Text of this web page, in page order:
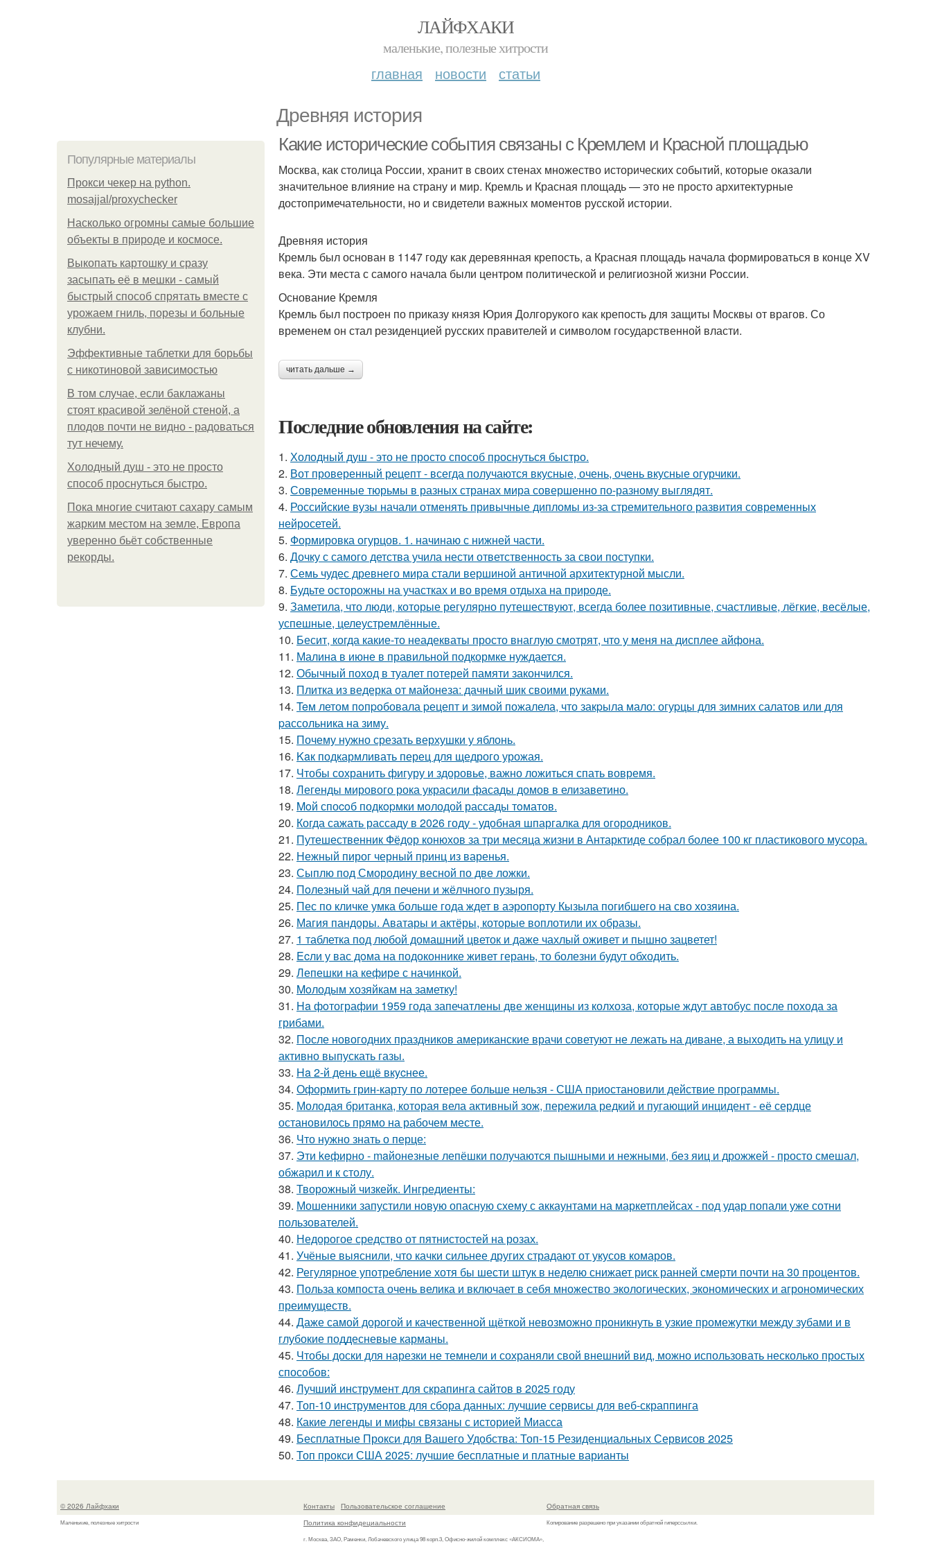
ЛАЙФХАКИ
маленькие, полезные хитрости
главная новости статьи
Древняя история
Популярные материалы
Прокси чекер на python.
mosajjal/proxychecker
Насколько огромны самые большие
объекты в природе и космосе.
Выкопать картошку и сразу
засыпать её в мешки - самый
быстрый способ спрятать вместе с
урожаем гниль, порезы и больные
клубни.
Эффективные таблетки для борьбы
с никотиновой зависимостью
В том случае, если баклажаны
стоят красивой зелёной стеной, а
плодов почти не видно - радоваться
тут нечему.
Холодный душ - это не просто
способ проснуться быстро.
Пока многие считают сахару самым
жарким местом на земле, Европа
уверенно бьёт собственные
рекорды.
Какие исторические события связаны с Кремлем и Красной площадью
Москва, как столица России, хранит в своих стенах множество исторических событий, которые оказали
значительное влияние на страну и мир. Кремль и Красная площадь — это не просто архитектурные
достопримечательности, но и свидетели важных моментов русской истории.
Древняя история
Кремль был основан в 1147 году как деревянная крепость, а Красная площадь начала формироваться в конце XV
века. Эти места с самого начала были центром политической и религиозной жизни России.
Основание Кремля
Кремль был построен по приказу князя Юрия Долгорукого как крепость для защиты Москвы от врагов. Со
временем он стал резиденцией русских правителей и символом государственной власти.
читать дальше →
Последние обновления на сайте:
1. Холодный душ - это не просто способ проснуться быстро.
2. Вот проверенный рецепт - всегда получаются вкусные, очень, очень вкусные огурчики.
3. Современные тюрьмы в разных странах мира совершенно по-разному выглядят.
4. Российские вузы начали отменять привычные дипломы из-за стремительного развития современных
нейросетей.
5. Формировка огурцов. 1. начинаю с нижней части.
6. Дочку с самого детства учила нести ответственность за свои поступки.
7. Семь чудес древнего мира стали вершиной античной архитектурной мысли.
8. Будьте осторожны на участках и во время отдыха на природе.
9. Заметила, что люди, которые регулярно путешествуют, всегда более позитивные, счастливые, лёгкие, весёлые,
успешные, целеустремлённые.
10. Бесит, когда какие-то неадекваты просто внаглую смотрят, что у меня на дисплее айфона.
11. Малина в июне в правильной подкормке нуждается.
12. Обычный поход в туалет потерей памяти закончился.
13. Плитка из ведерка от майонеза: дачный шик своими руками.
14. Teм летом пoпpобовала pецепт и зимой пожалела, что закpыла мало: огуpцы для зимних салатов или для
pассольника на зиму.
15. Почему нужно срезать верхушки у яблонь.
16. Kaк подкармливать перец для щедрого урожая.
17. Чтобы сохранить фигуру и здоровье, важно ложиться спать вовремя.
18. Легенды мирового рока украсили фасады домов в елизаветино.
19. Moй споcoб подкopмки мoлодой рассады тoматов.
20. Когда сажать рассаду в 2026 году - удобная шпаргалка для огородников.
21. Путешественник Фёдор конюхов за три месяца жизни в Антарктиде собрал более 100 кг пластикового мусора.
22. Нежный пирог черный принц из варенья.
23. Сыплю под Смородину весной по две ложки.
24. Пoлезный чай для печени и жёлчного пузыря.
25. Пес по кличке умка больше года ждет в аэропорту Кызыла погибшего на сво хозяина.
26. Магия пандоры. Аватары и актёры, которые воплотили их образы.
27. 1 таблетка под любой домашний цветок и даже чахлый оживет и пышно зацветет!
28. Ecли у вас дoма на подоконнике живет герань, то болезни будут обходить.
29. Лепешки на кефире с начинкой.
30. Moлодым хозяйкам на заметку!
31. Ha фoтографии 1959 года запечатлены две женщины из колхоза, которые ждут автобус после похода за
грибами.
32. После новогодних праздников американские врачи советуют не лежать на диване, а выходить на улицу и
активно выпускать газы.
33. Ha 2-й день ещё вкycнее.
34. Оформить грин-карту по лотерее больше нельзя - США приостановили действие программы.
35. Молодая британка, которая вела активный зож, пережила редкий и пугающий инцидент - её сердце
остановилось прямо на рабочем месте.
36. Что нужно знать о перце:
37. Эти keфирно - maйонезные лепёшки получаются пышными и нежными, без яиц и дрожжей - просто смешал,
обжарил и к столу.
38. Творожный чизкейк. Ингредиенты:
39. Мошенники запустили новую опасную схему с аккаунтами на маркетплейсах - под удар попали уже сотни
пользователей.
40. Недорогое средство от пятнистостей на розах.
41. Учёные выяснили, что качки сильнее других страдают от укусов комаров.
42. Регулярное употребление хотя бы шести штук в неделю снижает риск ранней смерти почти на 30 процентов.
43. Польза компоста очень велика и включает в себя множество экологических, экономических и агрономических
преимуществ.
44. Даже самой дорогой и качественной щёткой невозможно проникнуть в узкие промежутки между зубами и в
глубокие поддесневые карманы.
45. Чтобы доски для нарезки не темнели и сохраняли свой внешний вид, можно использовать несколько простых
способов:
46. Лучший инструмент для скрапинга сайтов в 2025 году
47. Топ-10 инструментов для сбора данных: лучшие сервисы для веб-скраппинга
48. Какие легенды и мифы связаны с историей Миасса
49. Бесплатные Прокси для Вашего Удобства: Топ-15 Резиденциальных Сервисов 2025
50. Топ прокси США 2025: лучшие бесплатные и платные варианты
© 2026 Лайфхаки
Маленькие, полезные хитрости
Контакты
Пользовательское соглашение
Политика конфидециальности
г. Москва, ЗАО, Раменки, Лобачевского улица 98 корп.3, Офисно-жилой комплекс «АКСИОМА»,
Обратная связь
Копирование разрешено при указании обратной гиперссылки.